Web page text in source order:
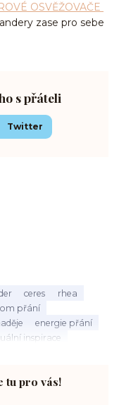
ceres
rhea
přání
energie přání
inspirace
tu pro vás!
OSVĚŽOVAČE
zase pro sebe
s přáteli
Twitter